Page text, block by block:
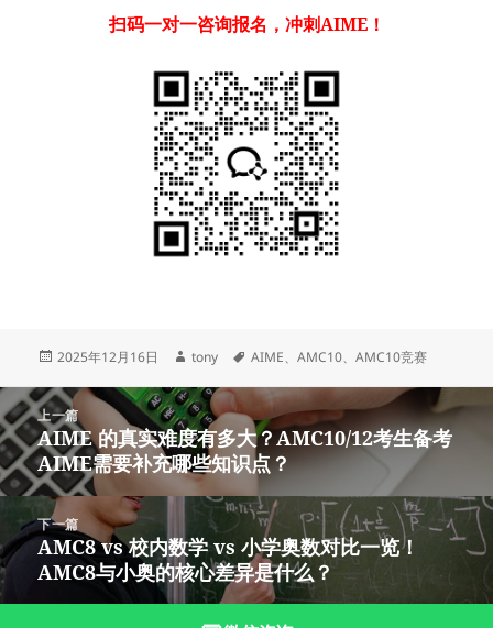
扫码一对一咨询报名，冲刺AIME！
发
于
2025年12月16日
作
tony
标
AIME、AMC10、AMC10竞赛
文
章
导
航
上一篇
上
篇
文
章：
AIME 的真实难度有多大？AMC10/12考生备考
AIME需要补充哪些知识点？
下一篇
下
篇
文
AMC8 vs 校内数学 vs 小学奥数对比一览！
AMC8与小奥的核心差异是什么？